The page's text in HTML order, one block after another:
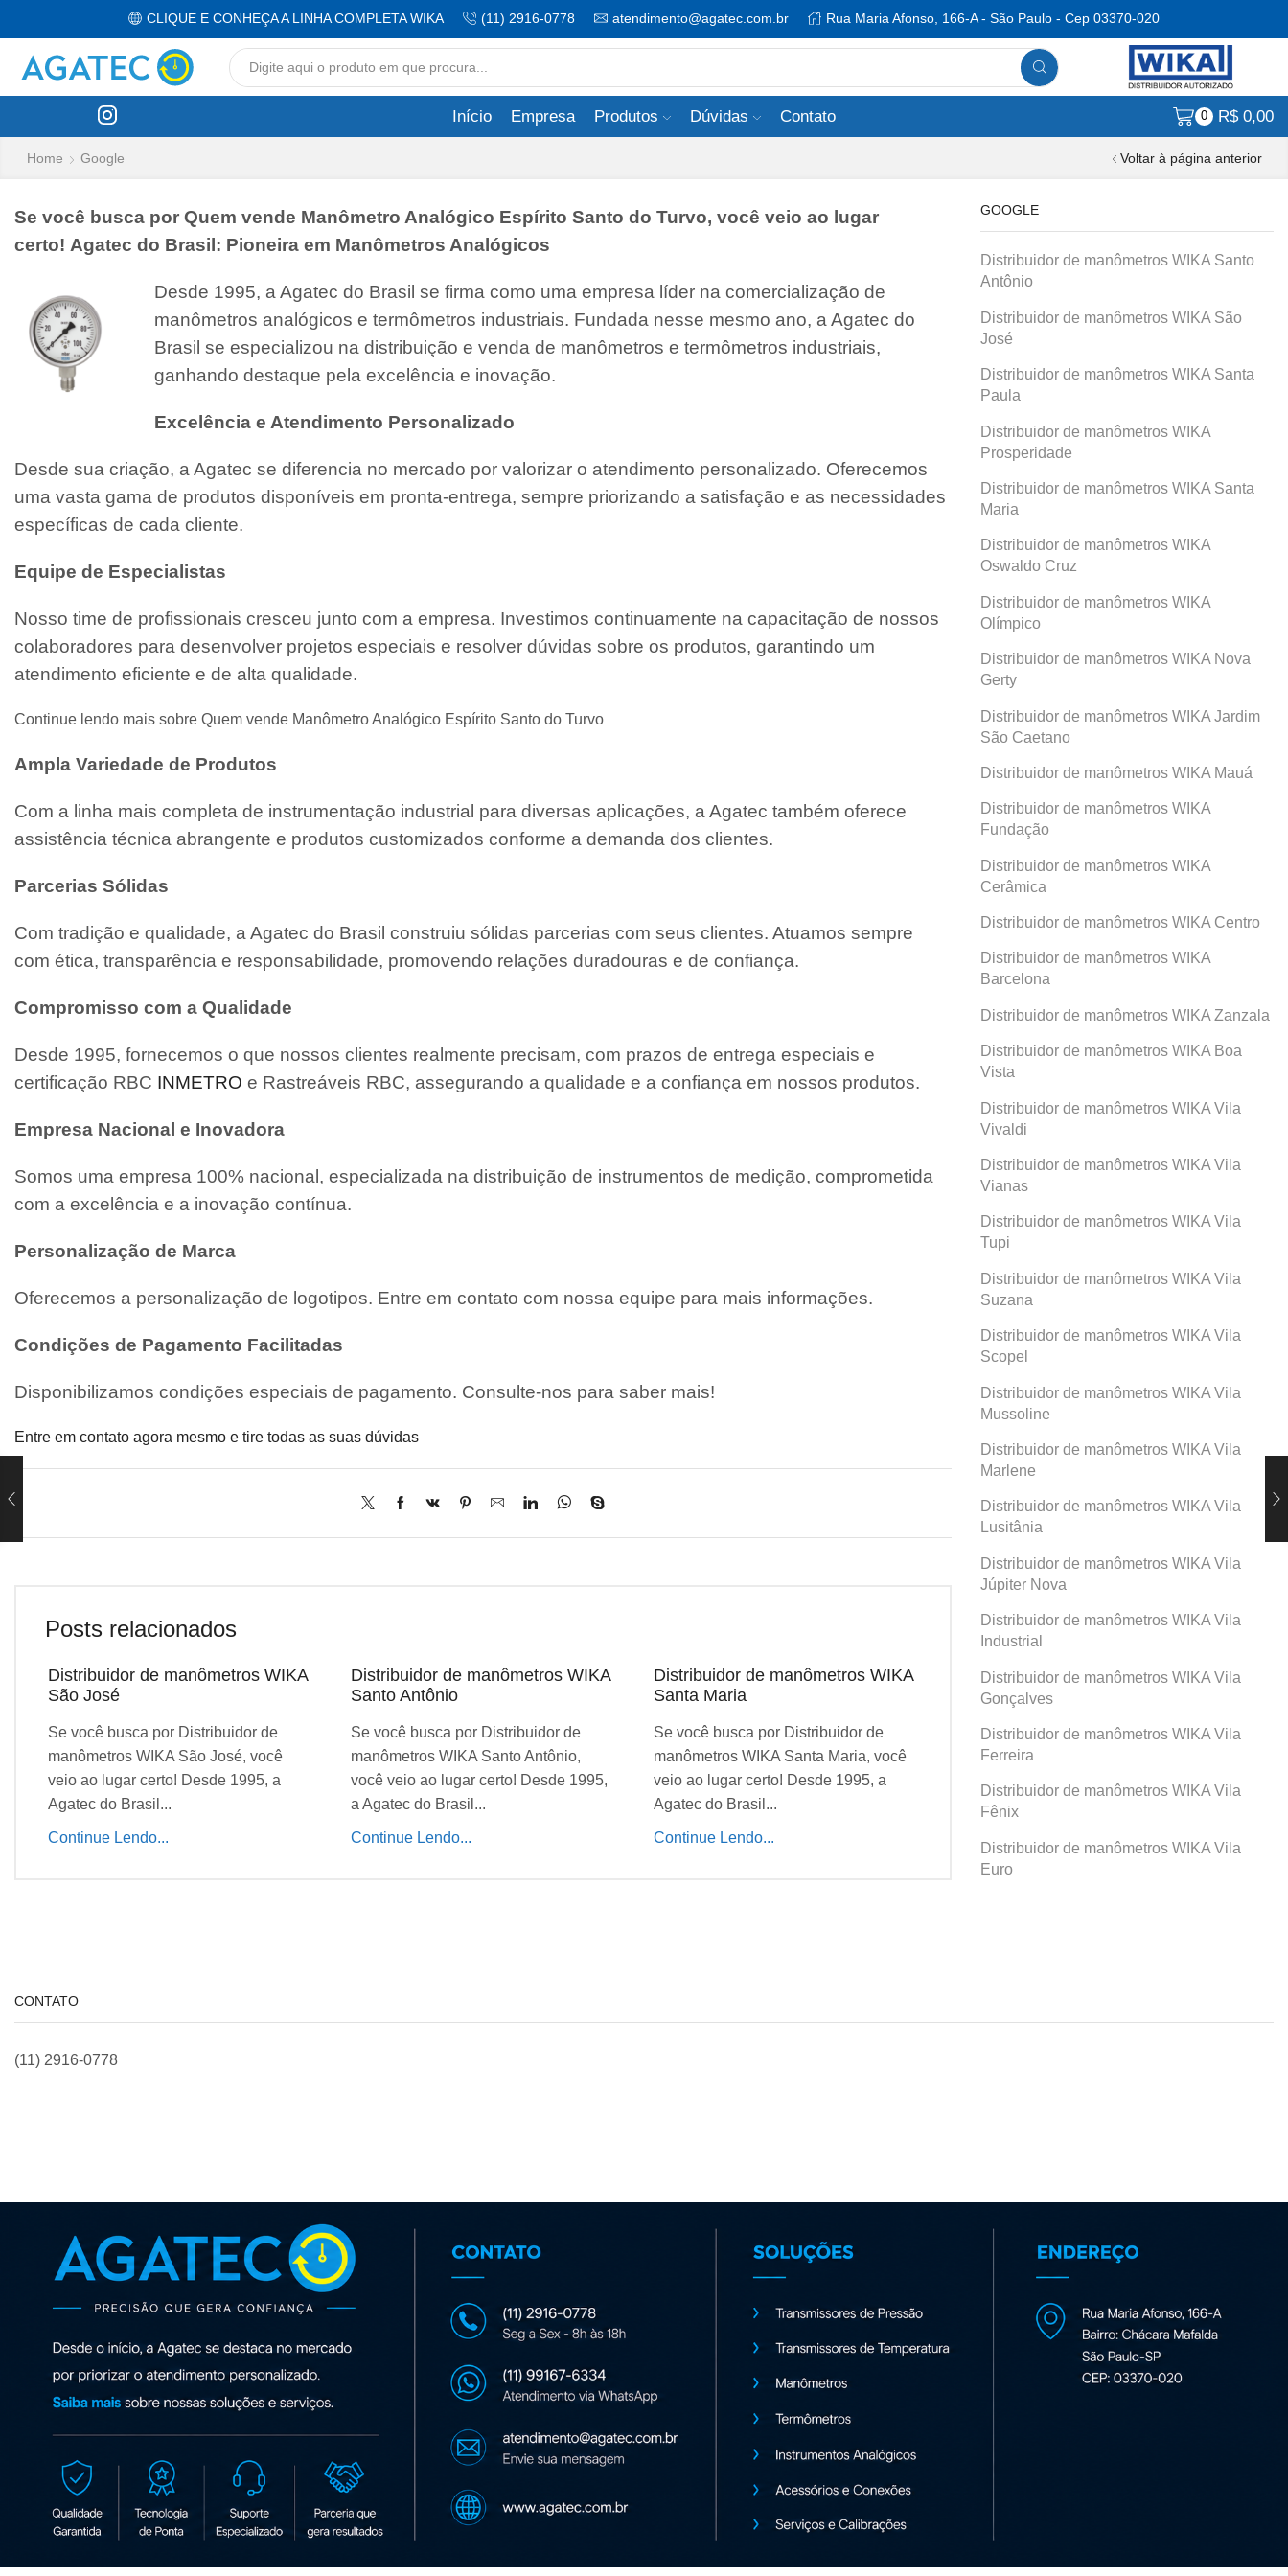
CLIQUE E CONHEÇA A LINHA COMPLETA WIKA (11) 2916-0778 atendimento@agatec.com.br Rua Maria Afonso, 166-A - São Paulo - Cep 03370-020
input
Início Empresa Produtos Dúvidas Contato 0 R$0,00
Voltar à página anterior
Home Google
Se você busca por Quem vende Manômetro Analógico Espírito Santo do Turvo, você veio ao lugar
certo! Agatec do Brasil: Pioneira em Manômetros Analógicos
Desde 1995, a Agatec do Brasil se firma como uma empresa líder na comercialização de
manômetros analógicos e termômetros industriais. Fundada nesse mesmo ano, a Agatec do
Brasil se especializou na distribuição e venda de manômetros e termômetros industriais,
ganhando destaque pela excelência e inovação.
Excelência e Atendimento Personalizado
Desde sua criação, a Agatec se diferencia no mercado por valorizar o atendimento personalizado. Oferecemos
uma vasta gama de produtos disponíveis em pronta-entrega, sempre priorizando a satisfação e as necessidades
específicas de cada cliente.
Equipe de Especialistas
Nosso time de profissionais cresceu junto com a empresa. Investimos continuamente na capacitação de nossos
colaboradores para desenvolver projetos especiais e resolver dúvidas sobre os produtos, garantindo um
atendimento eficiente e de alta qualidade.
Continue lendo mais sobre Quem vende Manômetro Analógico Espírito Santo do Turvo
Ampla Variedade de Produtos
Com a linha mais completa de instrumentação industrial para diversas aplicações, a Agatec também oferece
assistência técnica abrangente e produtos customizados conforme a demanda dos clientes.
Parcerias Sólidas
Com tradição e qualidade, a Agatec do Brasil construiu sólidas parcerias com seus clientes. Atuamos sempre
com ética, transparência e responsabilidade, promovendo relações duradouras e de confiança.
Compromisso com a Qualidade
Desde 1995, fornecemos o que nossos clientes realmente precisam, com prazos de entrega especiais e
certificação RBC INMETRO e Rastreáveis RBC, assegurando a qualidade e a confiança em nossos produtos.
Empresa Nacional e Inovadora
Somos uma empresa 100% nacional, especializada na distribuição de instrumentos de medição, comprometida
com a excelência e a inovação contínua.
Personalização de Marca
Oferecemos a personalização de logotipos. Entre em contato com nossa equipe para mais informações.
Condições de Pagamento Facilitadas
Disponibilizamos condições especiais de pagamento. Consulte-nos para saber mais!
Entre em contato agora mesmo e tire todas as suas dúvidas
Posts relacionados
Distribuidor de manômetros WIKA
São José
Se você busca por Distribuidor de
manômetros WIKA São José, você
veio ao lugar certo! Desde 1995, a
Agatec do Brasil...
Continue Lendo...
Distribuidor de manômetros WIKA
Santo Antônio
Se você busca por Distribuidor de
manômetros WIKA Santo Antônio,
você veio ao lugar certo! Desde 1995,
a Agatec do Brasil...
Continue Lendo...
Distribuidor de manômetros WIKA
Santa Maria
Se você busca por Distribuidor de
manômetros WIKA Santa Maria, você
veio ao lugar certo! Desde 1995, a
Agatec do Brasil...
Continue Lendo...
Distribuidor de manômetros WIKA
Prosperidade
Se você busca por Distribuidor de
manômetros WIKA Prosperidade, você
veio ao lugar certo! Desde 1995, a
Agatec do Brasil vem...
GOOGLE
Distribuidor de manômetros WIKA Santo
Antônio
Distribuidor de manômetros WIKA São
José
Distribuidor de manômetros WIKA Santa
Paula
Distribuidor de manômetros WIKA
Prosperidade
Distribuidor de manômetros WIKA Santa
Maria
Distribuidor de manômetros WIKA
Oswaldo Cruz
Distribuidor de manômetros WIKA
Olímpico
Distribuidor de manômetros WIKA Nova
Gerty
Distribuidor de manômetros WIKA Jardim
São Caetano
Distribuidor de manômetros WIKA Mauá
Distribuidor de manômetros WIKA
Fundação
Distribuidor de manômetros WIKA
Cerâmica
Distribuidor de manômetros WIKA Centro
Distribuidor de manômetros WIKA
Barcelona
Distribuidor de manômetros WIKA Zanzala
Distribuidor de manômetros WIKA Boa
Vista
Distribuidor de manômetros WIKA Vila
Vivaldi
Distribuidor de manômetros WIKA Vila
Vianas
Distribuidor de manômetros WIKA Vila
Tupi
Distribuidor de manômetros WIKA Vila
Suzana
Distribuidor de manômetros WIKA Vila
Scopel
Distribuidor de manômetros WIKA Vila
Mussoline
Distribuidor de manômetros WIKA Vila
Marlene
Distribuidor de manômetros WIKA Vila
Lusitânia
Distribuidor de manômetros WIKA Vila
Júpiter Nova
Distribuidor de manômetros WIKA Vila
Industrial
Distribuidor de manômetros WIKA Vila
Gonçalves
Distribuidor de manômetros WIKA Vila
Ferreira
Distribuidor de manômetros WIKA Vila
Fênix
Distribuidor de manômetros WIKA Vila
Euro
CONTATO
(11) 2916-0778